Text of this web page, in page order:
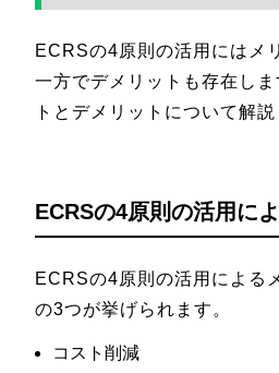
ECRSの4原則の活用にはメ
一方でデメリットも存在し
トとデメリットについて解説
ECRSの4原則の活用に
ECRSの4原則の活用による
の3つが挙げられます。
コスト削減